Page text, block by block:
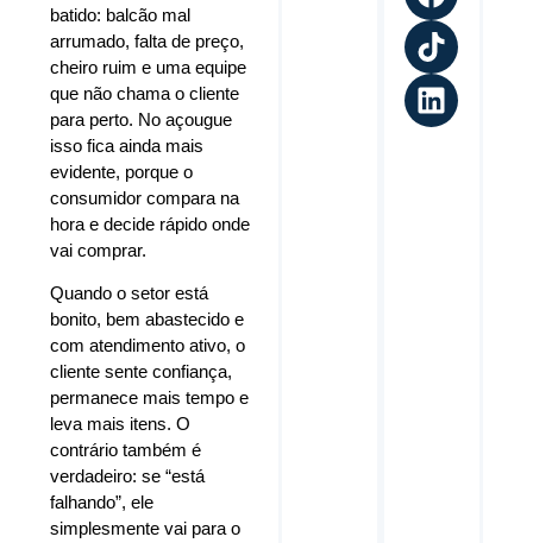
batido: balcão mal
arrumado, falta de preço,
cheiro ruim e uma equipe
que não chama o cliente
para perto. No açougue
isso fica ainda mais
evidente, porque o
consumidor compara na
hora e decide rápido onde
vai comprar.
Quando o setor está
bonito, bem abastecido e
com atendimento ativo, o
cliente sente confiança,
permanece mais tempo e
leva mais itens. O
contrário também é
verdadeiro: se “está
falhando”, ele
simplesmente vai para o